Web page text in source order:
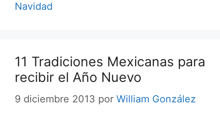
Navidad
11 Tradiciones Mexicanas para
recibir el Año Nuevo
9 diciembre 2013 por William González